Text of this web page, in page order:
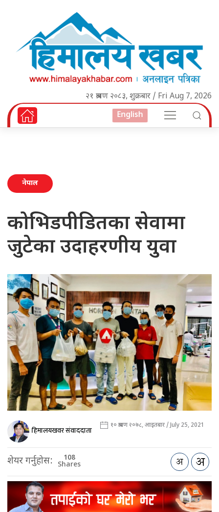
२१ श्रावण २०८३, शुक्रबार / Fri Aug 7, 2026
English
नेपाल
कोभिडपीडितका सेवामा
जुटेका उदाहरणीय युवा
हिमालयखवर संवाददाता १० श्रावण २०७८, आइतबार / July 25, 2021
शेयर गर्नुहोस: 108
Shares